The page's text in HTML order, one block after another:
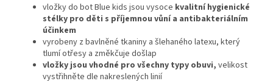
vložky do bot Blue kids jsou vysoce kvalitní hygienické
stélky pro děti s příjemnou vůní a antibakteriálním
účinkem
vyrobeny z bavlněné tkaniny a šlehaného latexu, který
tlumí otřesy a změkčuje došlap
vložky jsou vhodné pro všechny typy obuvi, velikost
vystřihněte dle nakreslených linií